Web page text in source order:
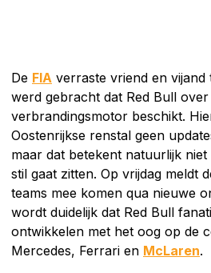
De FIA verraste vriend en
werd gebracht dat Red Bull
verbrandingsmotor beschikt.
Oostenrijkse renstal geen
maar dat betekent natuurlijk
stil gaat zitten. Op vrijdag meldt
teams mee komen qua nieuwe
wordt duidelijk dat Red Bull
ontwikkelen met het oog op de
Mercedes, Ferrari en McLaren.